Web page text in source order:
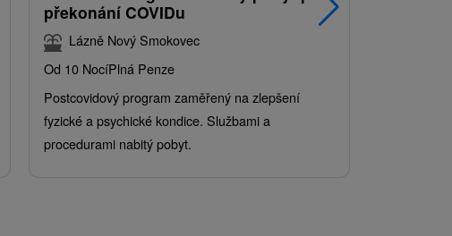
překonání COVIDu
Lázně Nový Smokovec
Od 10 NocíPlná Penze
Postcovidový program zaměřený na zlepšení
fyzické a psychické kondice. Službami a
procedurami nabitý pobyt.